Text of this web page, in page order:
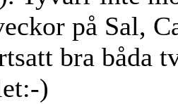
på Sal,
bra båda
)